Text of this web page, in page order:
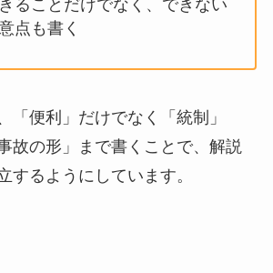
ることだけでなく、できない
点も書く
「便利」だけでなく「統制」
故の形」まで書くことで、解説
するようにしています。